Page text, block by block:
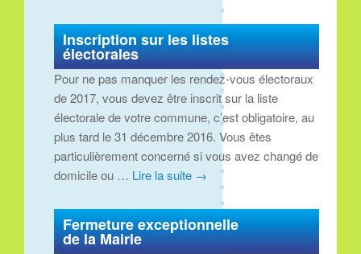
Inscription sur les listes
électorales
Pour ne pas manquer les rendez-vous électoraux
de 2017, vous devez être inscrit sur la liste
électorale de votre commune, c’est obligatoire, au
plus tard le 31 décembre 2016. Vous êtes
particulièrement concerné si vous avez changé de
domicile ou … Lire la suite →
Fermeture exceptionnelle
de la Mairie